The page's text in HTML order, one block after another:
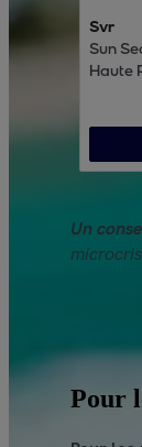
Svr
Sun
Haute
Un
Pour